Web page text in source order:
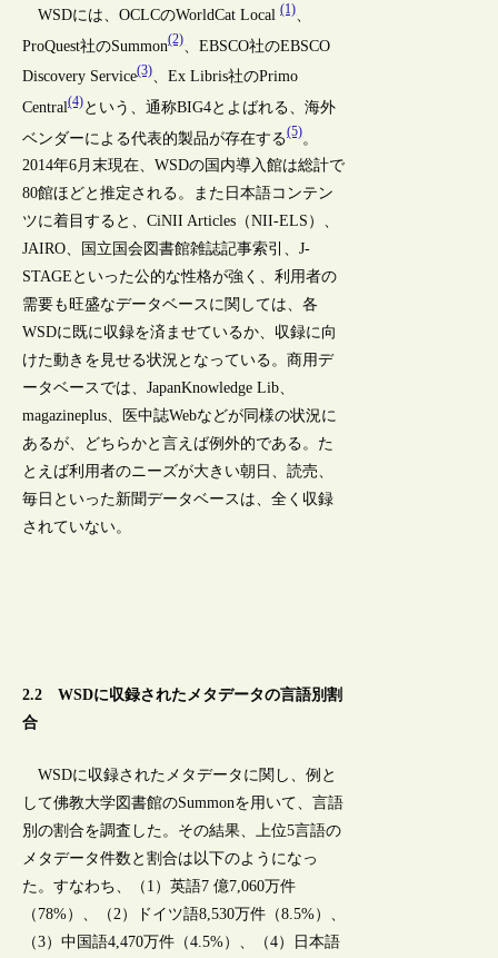
WSDには、OCLCのWorldCat Local(1)、
ProQuest社のSummon(2)、EBSCO社のEBSCO
Discovery Service(3)、Ex Libris社のPrimo
Central(4)という、通称BIG4とよばれる、海外
ベンダーによる代表的製品が存在する(5)。
2014年6月末現在、WSDの国内導入館は総計で
80館ほどと推定される。また日本語コンテン
ツに着目すると、CiNII Articles（NII-ELS）、
JAIRO、国立国会図書館雑誌記事索引、J-
STAGEといった公的な性格が強く、利用者の
需要も旺盛なデータベースに関しては、各
WSDに既に収録を済ませているか、収録に向
けた動きを見せる状況となっている。商用デ
ータベースでは、JapanKnowledge Lib、
magazineplus、医中誌Webなどが同様の状況に
あるが、どちらかと言えば例外的である。た
とえば利用者のニーズが大きい朝日、読売、
毎日といった新聞データベースは、全く収録
されていない。
2.2 WSDに収録されたメタデータの言語別割
合
WSDに収録されたメタデータに関し、例と
して佛教大学図書館のSummonを用いて、言語
別の割合を調査した。その結果、上位5言語の
メタデータ件数と割合は以下のようになっ
た。すなわち、（1）英語7 億7,060万件
（78%）、（2）ドイツ語8,530万件（8.5%）、
（3）中国語4,470万件（4.5%）、（4）日本語